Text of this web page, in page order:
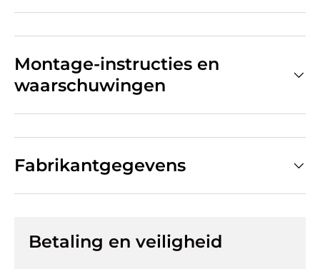
Montage-instructies en
waarschuwingen
Fabrikantgegevens
Betaling en veiligheid